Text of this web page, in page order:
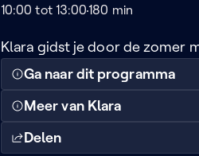
10:00 tot 13:00180 min
Klara gidst je door de zomer
Ga naar dit programma
Meer van Klara
Delen